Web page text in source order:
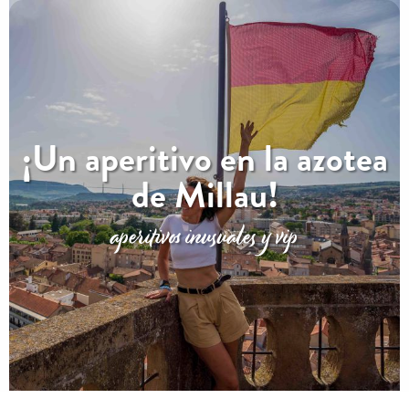
¡Un aperitivo en la azotea
de Millau!
aperitivos inusuales y vip